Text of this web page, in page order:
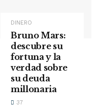
DINERO
Bruno Mars:
descubre su
fortuna y la
verdad sobre
su deuda
millonaria
37